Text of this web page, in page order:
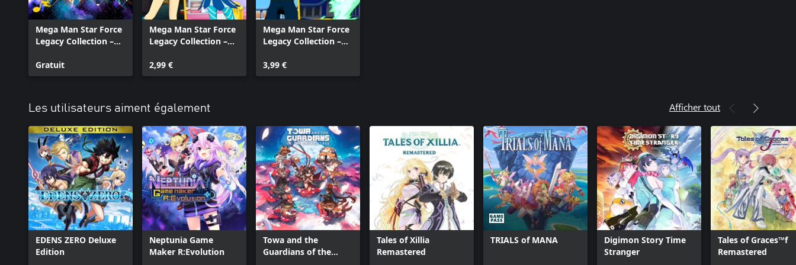
originales, n'est pas prise en charge.
©CAPCOM
subsidiaries in the U.S. and/or other countries.
Mega Man Star Force
Legacy Collection –
Network Series BGM
Gratuit
Mega Man Star Force
Legacy Collection –
Luna Platz Character
Model Pack
2,99 €
Mega Man Star Force
Legacy Collection –
Omega-Xis Character
Model Pack
3,99 €
Les utilisateurs aiment également Afficher tout
EDENS ZERO Deluxe
Edition
Neptunia Game
Maker R:Evolution
Towa and the
Guardians of the
Tales of Xillia
Remastered
TRIALS of MANA
Digimon Story Time
Stranger
Tales of Graces™f
Remastered